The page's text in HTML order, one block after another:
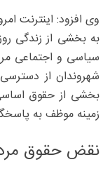
وی افزود: اینترنت
به بخشی از زندگی
سیاسی و اجتماعی
شهروندان از
بخشی از حقوق
زمینه موظف به
نقض حقوق